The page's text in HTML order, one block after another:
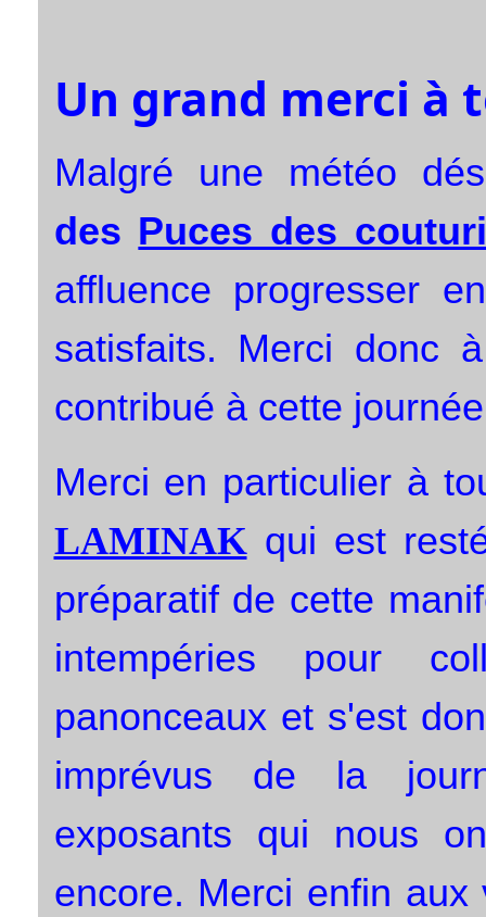
Un grand merci à
Malgré une météo
des Puces des
affluence progresser
satisfaits. Merci donc
contribué à cette
Merci en particulier à
LAMINAKqui est
préparatif de cette
intempéries pour
panonceaux et s'est
imprévus de la
exposants qui nous
encore. Merci enfin